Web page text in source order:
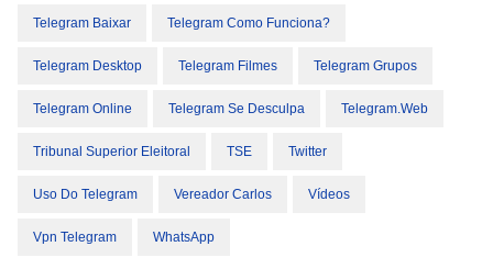
Telegram Baixar Telegram Como Funciona?
Telegram Desktop Telegram Filmes Telegram Grupos
Telegram Online Telegram Se Desculpa Telegram.web
Tribunal Superior Eleitoral TSE Twitter
Uso Do Telegram Vereador Carlos Vídeos
Vpn Telegram WhatsApp